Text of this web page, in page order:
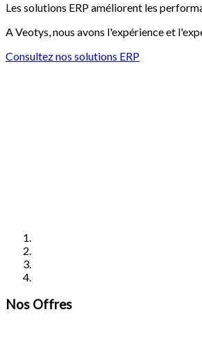
Les solutions ERP améliorent les
A Veotys, nous avons l'expérience et
Consultez nos solutions ERP
Nos Offres